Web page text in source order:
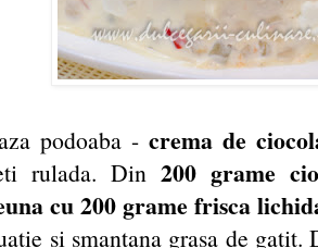
podoaba - crema de
rulada. Din 200 grame
cu 200 grame frisca
si smantana grasa de